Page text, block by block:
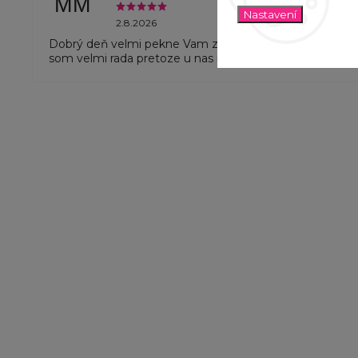
Nastavení
2.8.2026
Dobrý deň velmi pekne Vam zo srdca dakujem za hacky
som velmi rada pretoze u nas ich nikde nedostamem
E-mail